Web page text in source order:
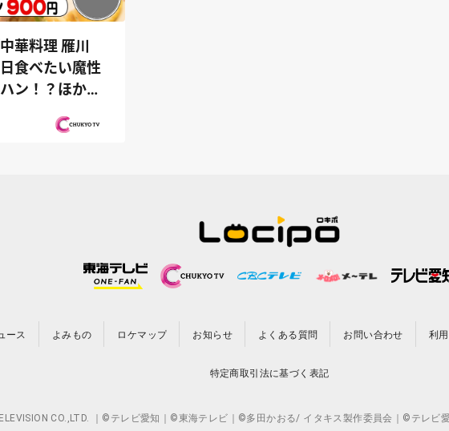
華料理 雁川
食べたい魔性
ハン！？ほか
ース よみもの ロケマップ お知らせ よくある質問 お問い合わせ 利
特定商取引法に基づく表記
CO.,LTD. ｜©テレビ愛知｜©東海テレビ｜©多田かおる/ イタキス製作委員会｜©テレビ